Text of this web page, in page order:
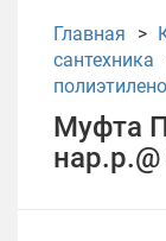
Главная
сантехника
Муфта
нар.р.@